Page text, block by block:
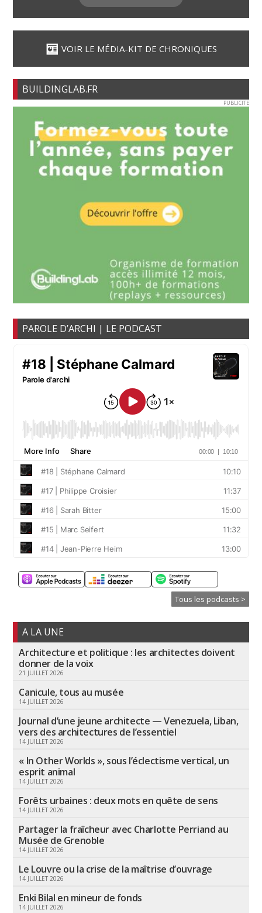
VOIR LE MÉDIA-KIT DE CHRONIQUES
BUILDINGLAB.FR
PUBLICITE
PAROLE D’ARCHI | LE PODCAST
Tous les podcasts >
A LA UNE
Architecture et politique : les architectes doivent
donner de la voix
21 JUILLET 2026
Canicule, tous au musée
14 JUILLET 2026
Journal d’une jeune architecte — Venezuela, Liban,
vers des architectures de l’essentiel
14 JUILLET 2026
« In Other Worlds », sous l’éclectisme vertical, un
esprit animal
14 JUILLET 2026
Forêts urbaines : deux mots en quête de sens
14 JUILLET 2026
Partager la fraîcheur avec Charlotte Perriand au
Musée de Grenoble
14 JUILLET 2026
Le Louvre ou la crise de la maîtrise d’ouvrage
14 JUILLET 2026
Enki Bilal en mineur de fonds
14 JUILLET 2026